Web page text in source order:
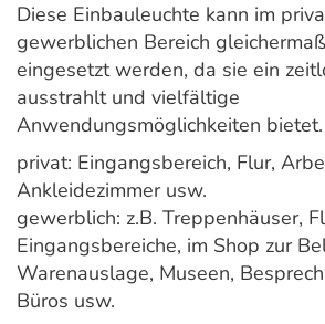
Diese Einbauleuchte kann im
gewerblichen Bereich
eingesetzt werden, da sie ein
ausstrahlt und vielfältige
Anwendungsmöglichkeiten bietet.
privat: Eingangsbereich, Flur,
Ankleidezimmer usw.
gewerblich: z.B. Treppenhäuser,
Eingangsbereiche, im Shop zur
Warenauslage, Museen,
Büros usw.